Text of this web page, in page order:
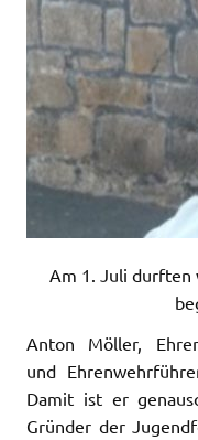
Am 1. Juli durften
Anton Möller,
und
Damit ist er
Gründer der